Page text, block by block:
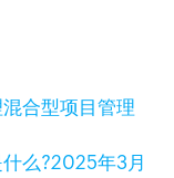
混合型项目管理
么?2025年3月